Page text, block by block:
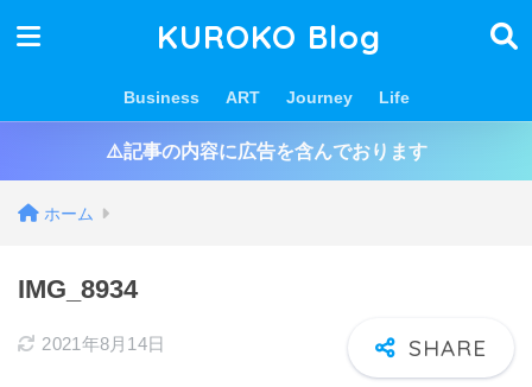
KUROKO Blog
Business ART Journey Life
⚠️記事の内容に広告を含んでおります
ホーム
IMG_8934
2021年8月14日